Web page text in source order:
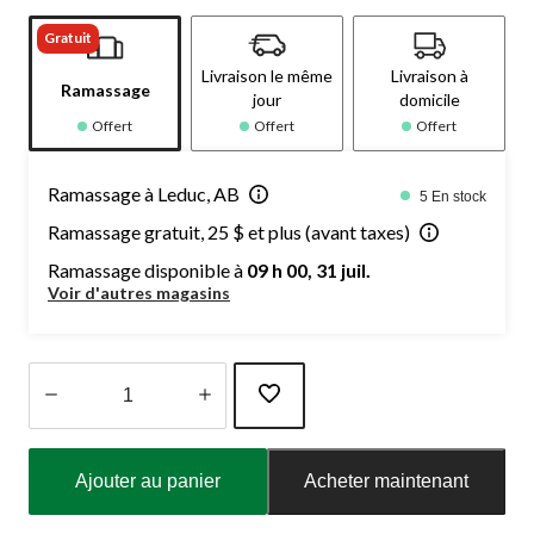
Gratuit
Ramassage
Offert
Livraison le même
jour
Offert
Livraison à
domicile
Offert
Ramassage à Leduc, AB 5 En stock
Ramassage gratuit, 25 $ et plus (avant taxes)
Ramassage disponible à 09 h 00, 31 juil.
Voir d'autres magasins
Ajouter au panier Acheter maintenant